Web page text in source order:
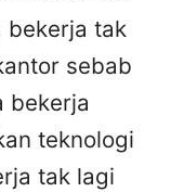
bekerja tak
sebab
bekerja
teknologi
tak lagi